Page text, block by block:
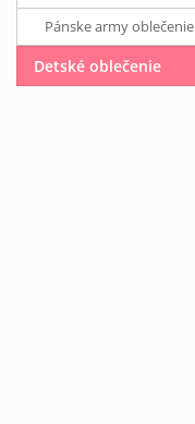
Pánske army oblečenie
Detské oblečenie